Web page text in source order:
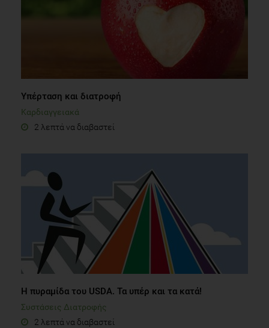
Υπέρταση και διατροφή
Καρδιαγγειακά
2 λεπτά να διαβαστεί
Η πυραμίδα του USDA. Τα υπέρ και τα κατά!
Συστάσεις Διατροφής
2 λεπτά να διαβαστεί